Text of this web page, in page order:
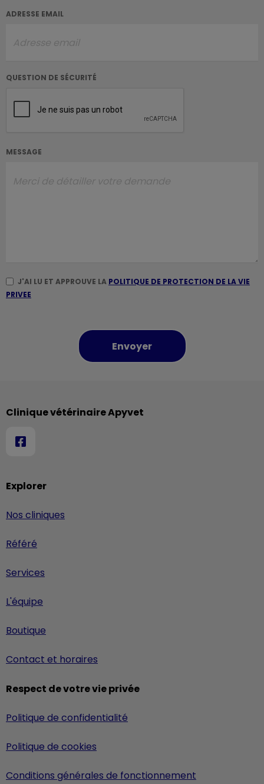
ADRESSE EMAIL
QUESTION DE SÉCURITÉ
MESSAGE
J'AI LU ET APPROUVE LA POLITIQUE DE PROTECTION DE LA VIE
PRIVEE
Explorer
Nos cliniques
Référé
Services
L'équipe
Boutique
Contact et horaires
Respect de votre vie privée
Politique de confidentialité
Politique de cookies
Conditions générales de fonctionnement
Clinique vétérinaire Apyvet